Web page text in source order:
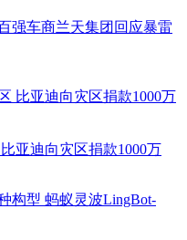
强车商兰天集团回应暴雷
亚迪向灾区捐款1000万